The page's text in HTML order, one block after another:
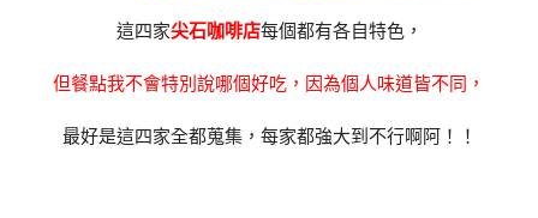
這四家尖石咖啡店每個都有各自特色，
但餐點我不會特別說哪個好吃，因為個人味道皆不同，
最好是這四家全都蒐集，每家都強大到不行啊阿！！